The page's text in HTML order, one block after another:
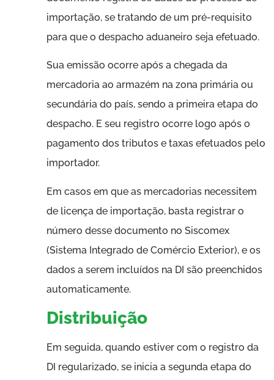
importação, se tratando de um pré-requisito
para que o despacho aduaneiro seja efetuado.
Sua emissão ocorre após a chegada da
mercadoria ao armazém na zona primária ou
secundária do país, sendo a primeira etapa do
despacho. E seu registro ocorre logo após o
pagamento dos tributos e taxas efetuados pelo
importador.
Em casos em que as mercadorias necessitem
de licença de importação, basta registrar o
número desse documento no Siscomex
(Sistema Integrado de Comércio Exterior), e os
dados a serem incluídos na DI são preenchidos
automaticamente.
Distribuição
Em seguida, quando estiver com o registro da
DI regularizado, se inicia a segunda etapa do